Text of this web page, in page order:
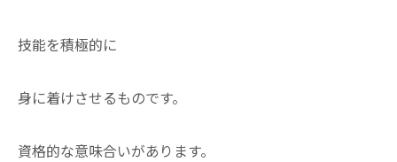
技能を積極的に
身に着けさせるものです。
資格的な意味合いがあります。